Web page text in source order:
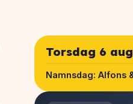
Torsdag 6 aug
Namnsdag: Alfons